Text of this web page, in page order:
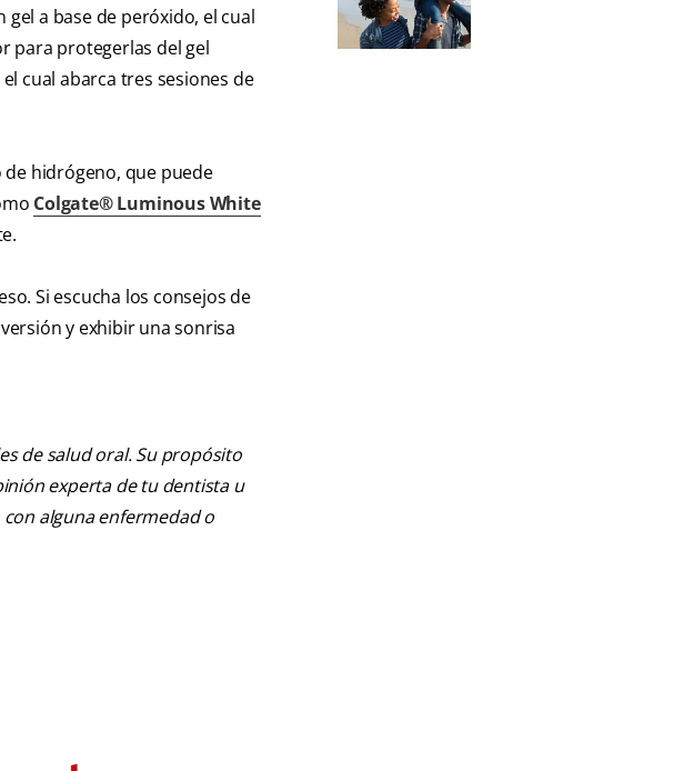
a base de peróxido, el cual
para protegerlas del gel
cual abarca tres sesiones de
hidrógeno, que puede
Colgate® Luminous White
Si escucha los consejos de
y exhibir una sonrisa
de salud oral. Su propósito
experta de tu dentista u
alguna enfermedad o